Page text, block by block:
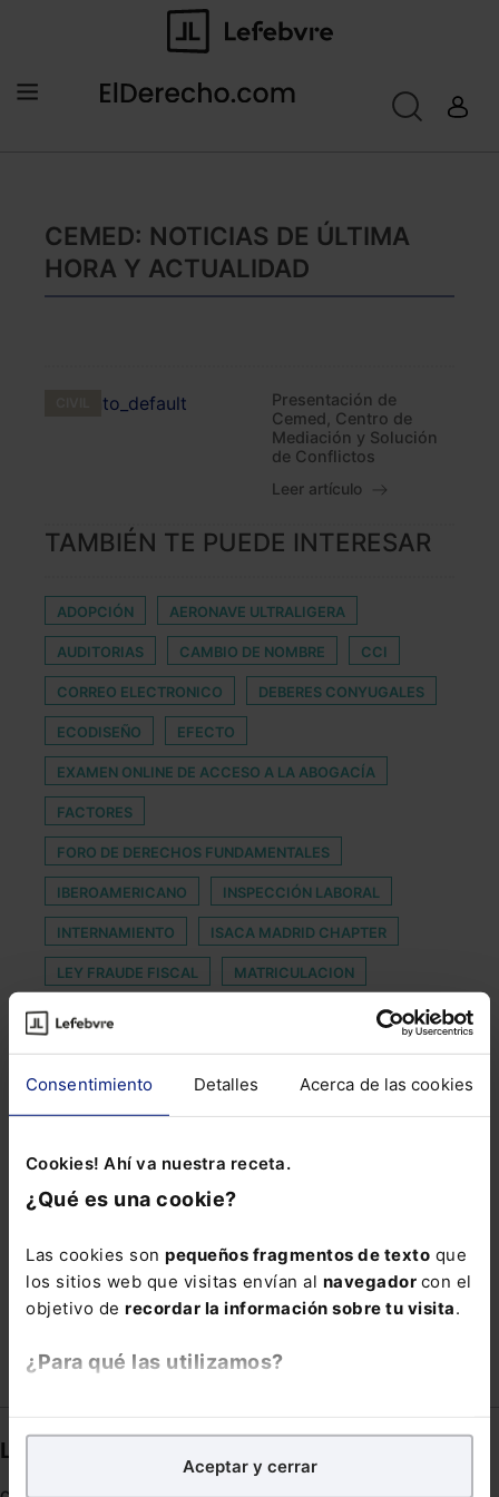
Consentimiento Detalles Acerca de las cookies
Cookies! Ahí va nuestra receta.
¿Qué es una cookie?
Las cookies son pequeños fragmentos de texto que
los sitios web que visitas envían al navegador con el
objetivo de recordar la información sobre tu visita.
¿Para qué las utilizamos?
analíticospara tratar demejorar tu experienciaen
nuestra página web. También con fines publicitarios,
Aceptar y cerrar
CEMED: NOTICIAS DE ÚLTIMA
HORA Y ACTUALIDAD
Presentación de
Cemed, Centro de
Mediación y Solución
de Conflictos
Leer artículo
TAMBIÉN TE PUEDE INTERESAR
ADOPCIÓN AERONAVE ULTRALIGERA
AUDITORIAS CAMBIO DE NOMBRE CCI
CORREO ELECTRONICO DEBERES CONYUGALES
ECODISEÑO EFECTO
EXAMEN ONLINE DE ACCESO A LA ABOGACÍA
FACTORES
FORO DE DERECHOS FUNDAMENTALES
IBEROAMERICANO INSPECCIÓN LABORAL
INTERNAMIENTO ISACA MADRID CHAPTER
LEY FRAUDE FISCAL MATRICULACION
MICROEMPRESA
ONLUNE PRESOS
PREVARICACIÓN ADMINISTRATIVA
REGLAMENTO PENITENCIARIO
SILENCIA ADMINISTRATIVO SOCIMIS
TARJETA
Links directos